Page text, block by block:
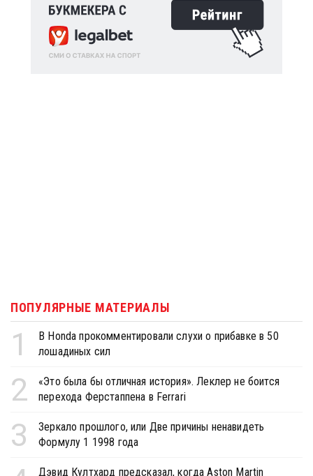
ПОПУЛЯРНЫЕ МАТЕРИАЛЫ
1
В Honda прокомментировали слухи о прибавке в 50
лошадиных сил
2
«Это была бы отличная история». Леклер не боится
перехода Ферстаппена в Ferrari
3
Зеркало прошлого, или Две причины ненавидеть
Формулу 1 1998 года
Дэвид Култхард предсказал, когда Aston Martin